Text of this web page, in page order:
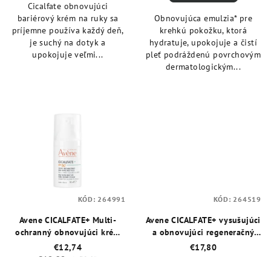
Cicalfate obnovujúci
bariérový krém na ruky sa
príjemne používa každý deň,
je suchý na dotyk a
upokojuje veľmi...
Obnovujúca emulzia* pre
krehkú pokožku, ktorá
hydratuje, upokojuje a čistí
pleť podráždenú povrchovým
dermatologickým...
Avene CICALFATE+ Multi-
ochranný obnovujúci krém
SPF 50+ 30 ml
€12,74
KÓD: 264991
Avene CICALFATE+ vysušujúci
a obnovujúci regeneračný
sprej 100 ml
€17,80
KÓD: 264519